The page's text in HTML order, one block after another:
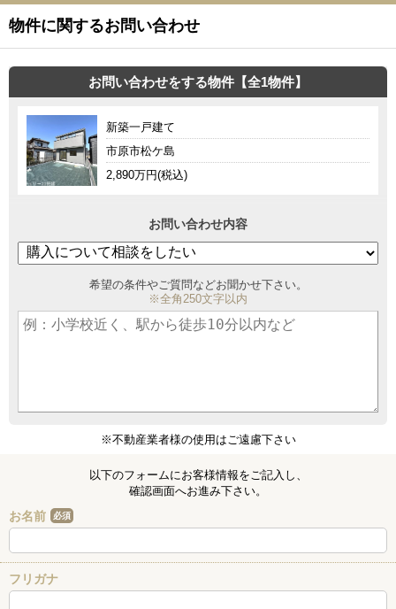
物件に関するお問い合わせ
お問い合わせをする物件【全1物件】
新築一戸建て
市原市松ケ島
2,890万円(税込)
お問い合わせ内容
希望の条件やご質問などお聞かせ下さい。
※全角250文字以内
※不動産業者様の使用はご遠慮下さい
以下のフォームにお客様情報をご記入し、
確認画面へお進み下さい。
お名前 必須
フリガナ